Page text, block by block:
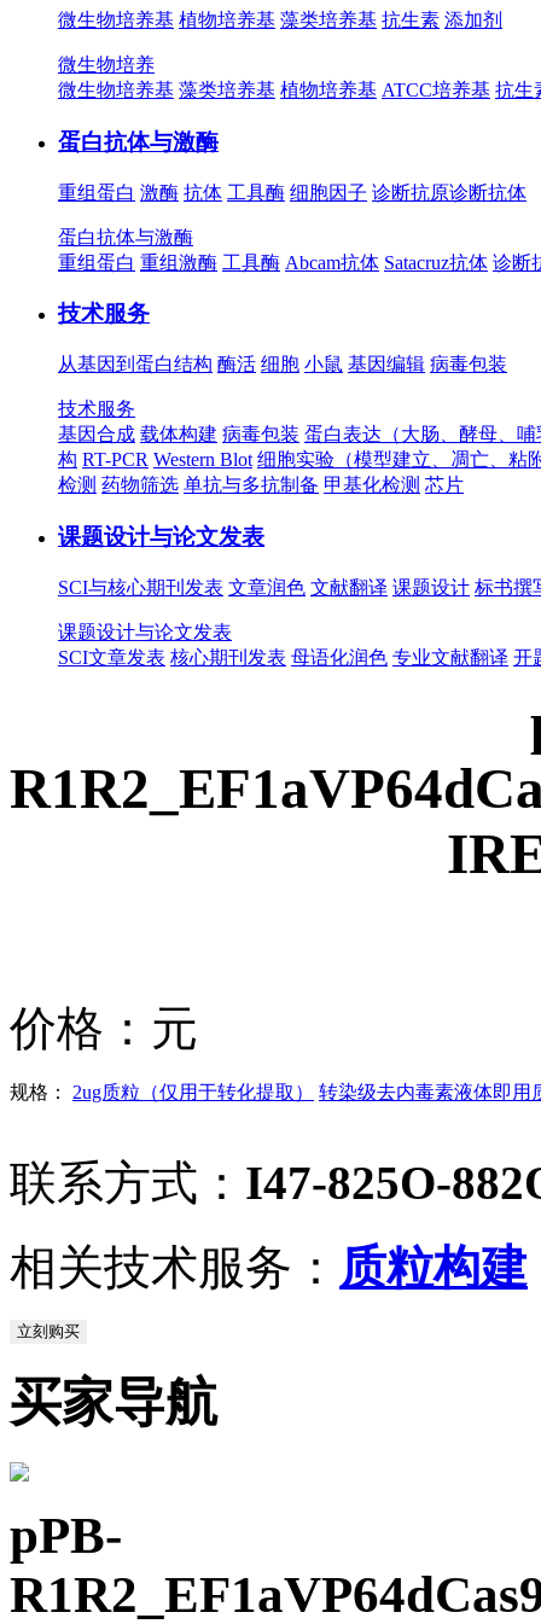
微生物培养基 植物培养基 藻类培养基 抗生素 添加剂
微生物培养
微生物培养基 藻类培养基 植物培养基 ATCC培养基 抗生
蛋白抗体与激酶
重组蛋白 激酶 抗体 工具酶 细胞因子 诊断抗原诊断抗体
蛋白抗体与激酶
重组蛋白 重组激酶 工具酶 Abcam抗体 Satacruz抗体 诊断
技术服务
从基因到蛋白结构 酶活 细胞 小鼠 基因编辑 病毒包装
技术服务
基因合成 载体构建 病毒包装 蛋白表达（大肠、酵母、
构 RT-PCR Western Blot 细胞实验（模型建立、凋亡、粘
检测 药物筛选 单抗与多抗制备 甲基化检测 芯片
课题设计与论文发表
SCI与核心期刊发表 文章润色 文献翻译 课题设计 标书撰
课题设计与论文发表
SCI文章发表 核心期刊发表 母语化润色 专业文献翻译 开
价格： 元
规格： 2ug质粒（仅用于转化提取） 转染级去内毒素液体即用
联系方式： I47-825O-
相关技术服务： 质粒构建
立刻购买
买家导航
pPB-